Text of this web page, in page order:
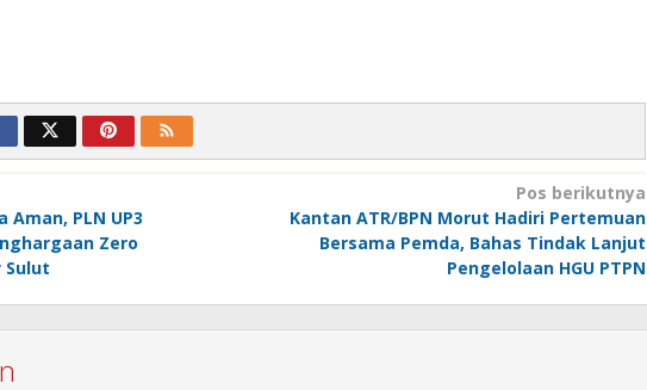
Aman, PLN UP3
Zero
Sulut
Pos berikutnya
Kantan ATR/BPN Morut Hadiri Pertemuan
Bersama Pemda, Bahas Tindak Lanjut
Pengelolaan HGU PTPN